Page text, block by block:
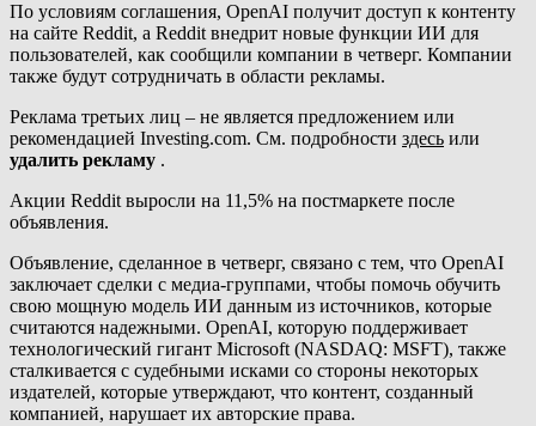
По условиям соглашения, OpenAI получит доступ к контенту
на сайте Reddit, а Reddit внедрит новые функции ИИ для
пользователей, как сообщили компании в четверг. Компании
также будут сотрудничать в области рекламы.
Реклама третьих лиц – не является предложением или
рекомендацией Investing.com. См. подробности здесь или
удалить рекламу .
Акции Reddit выросли на 11,5% на постмаркете после
объявления.
Объявление, сделанное в четверг, связано с тем, что OpenAI
заключает сделки с медиа-группами, чтобы помочь обучить
свою мощную модель ИИ данным из источников, которые
считаются надежными. OpenAI, которую поддерживает
технологический гигант Microsoft (NASDAQ: MSFT), также
сталкивается с судебными исками со стороны некоторых
издателей, которые утверждают, что контент, созданный
компанией, нарушает их авторские права.